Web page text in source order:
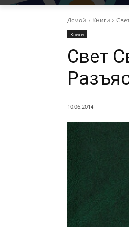
Домой Книги
Книги
Свет
10.06.2014